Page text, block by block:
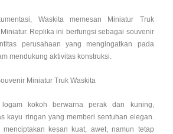
Waskita memesan Miniatur Truk
Replika ini berfungsi sebagai souvenir
perusahaan yang mengingatkan pada
mendukung aktivitas konstruksi.
kokoh berwarna perak dan kuning,
kayu ringan yang memberi sentuhan elegan.
kesan kuat, awet, namun tetap